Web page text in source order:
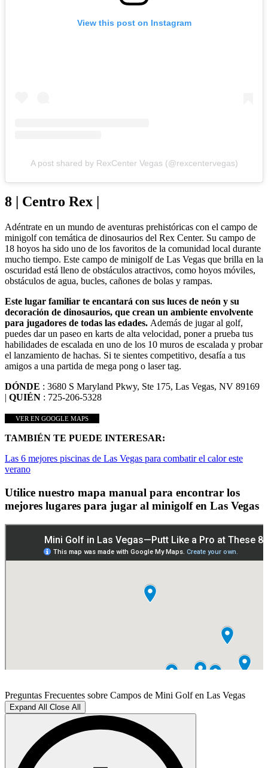
View this post on Instagram
A post shared by RexCenter Vegas (@rexcentervegas)
8 | Centro Rex |
Adéntrate en un mundo de aventuras prehistóricas con el campo de
minigolf con temática de dinosaurios del Rex Center. Su campo de
18 hoyos ha sido uno de los favoritos de la comunidad local durante
mucho tiempo. Este campo de minigolf de Las Vegas que brilla en la
oscuridad está lleno de obstáculos atractivos, como hoyos móviles,
obstáculos de agua, bucles, cañones de bolas y rampas.
Este lugar familiar te encantará con sus luces de neón y su
decoración de dinosaurios, que crean un ambiente envolvente
para jugadores de todas las edades. Además de jugar al golf,
puedes dar un paseo en karts de alta velocidad, poner a prueba tus
habilidades de escalada en uno de los 10 muros de escalada y probar
el lanzamiento de hachas. Si te sientes competitivo, desafía a tus
amigos a una partida de mega pong o laser tag.
DÓNDE : 3680 S Maryland Pkwy, Ste 175, Las Vegas, NV 89169
| QUIÉN : 725-206-5328
VER EN GOOGLE MAPS
TAMBIÉN TE PUEDE INTERESAR:
Las 6 mejores piscinas de Las Vegas para combatir el calor este
verano
Utilice nuestro mapa manual para encontrar los
mejores lugares para jugar al minigolf en Las Vegas
Preguntas Frecuentes sobre Campos de Mini Golf en Las Vegas
Expand All Close All